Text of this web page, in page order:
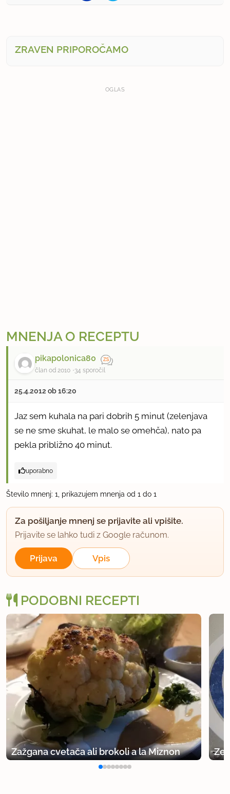
ZRAVEN PRIPOROČAMO
OGLAS
MNENJA O RECEPTU
pikapolonica80
član od 2010 34 sporočil
25.4.2012 ob 16:20
Jaz sem kuhala na pari dobrih 5 minut (zelenjava
se ne sme skuhat, le malo se omehča), nato pa
pekla približno 40 minut.
uporabno
Število mnenj: 1, prikazujem mnenja od 1 do 1
Za pošiljanje mnenj se prijavite ali vpišite.
Prijavite se lahko tudi z Google računom.
Prijava Vpis
PODOBNI RECEPTI
Zažgana cvetača ali brokoli a la Miznon